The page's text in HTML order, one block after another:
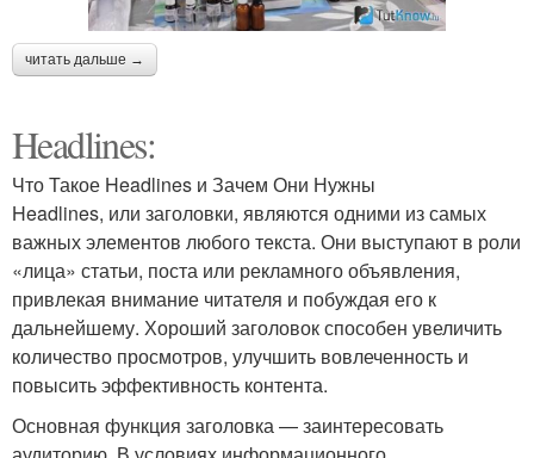
читать дальше →
Headlines:
Что Такое Headlines и Зачем Они Нужны
Headlines, или заголовки, являются одними из самых
важных элементов любого текста. Они выступают в роли
«лица» статьи, поста или рекламного объявления,
привлекая внимание читателя и побуждая его к
дальнейшему. Хороший заголовок способен увеличить
количество просмотров, улучшить вовлеченность и
повысить эффективность контента.
Основная функция заголовка — заинтересовать